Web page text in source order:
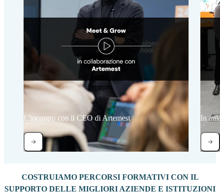
L'incontro con il CEO di Artemest In
COSTRUIAMO PERCORSI FORMATIVI CON IL
SUPPORTO DELLE MIGLIORI AZIENDE E ISTITUZIONI